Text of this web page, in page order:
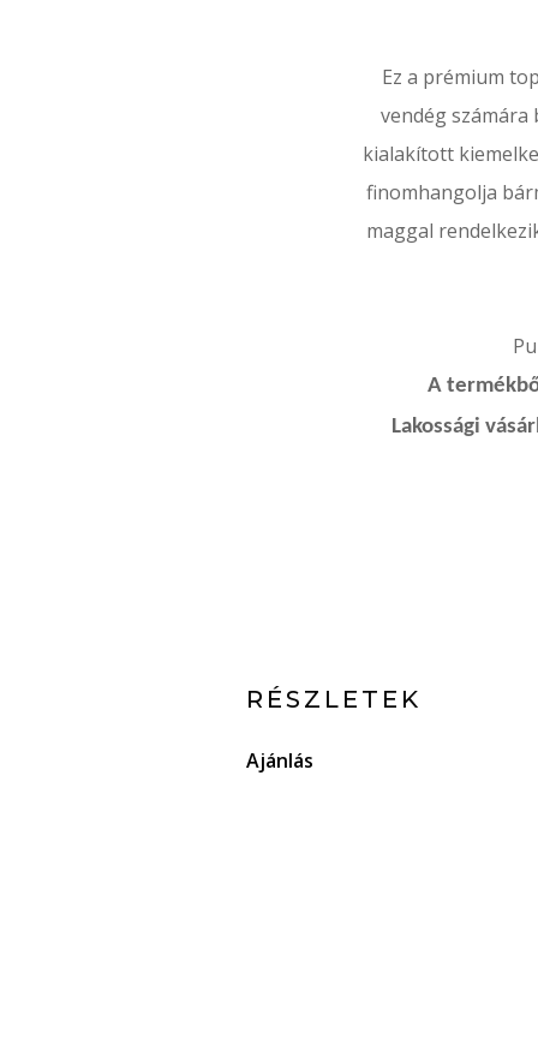
Ez a prémium
vendég számára
kialakított
finomhangolja
maggal
A
Lakossági
RÉSZLETEK
Ajánlás